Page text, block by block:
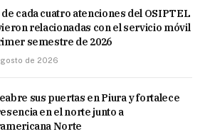
cada cuatro atenciones del OSIPTEL
relacionadas con el servicio móvil
semestre de 2026
de 2026
sus puertas en Piura y fortalece
en el norte junto a
Norte